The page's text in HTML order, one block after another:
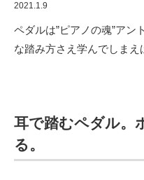
2021.1.9
ペダルは”ピアノの魂”アン
な踏み方さえ学んでしま
耳で踏むペダル。
る。